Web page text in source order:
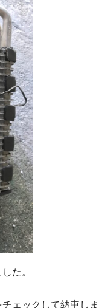
た。
ェックして納車しま